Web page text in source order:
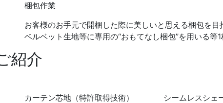
梱包作業
お客様のお手元で開梱した際に美しいと思える梱包を目
ベルベット生地等に専用の“おもてなし梱包”を用いる等
紹介
カーテン芯地 （特許取得技術）
シームレスシェ